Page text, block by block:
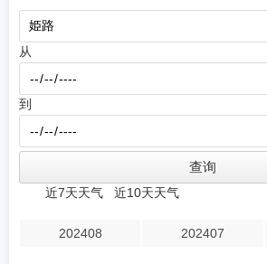
从
到
近7天天气 近10天天气
202408 202407